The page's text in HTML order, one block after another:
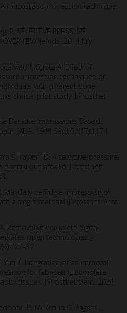
impression technique.
SELECTIVE PRESSURE
jemds. 2014 July
H, Gupta A. Effect of
impression techniques on
with different bone
clinical pilot study. J Prosthet
Impressions Based
JADA. 1944 Sept;31(17):1174–
S, Taylor TD. A selective-pressure
edentulous maxilla. J Prosthet
definitive impression of
a single material. J Prosthet Dent.
Removable complete digital
open technologies. J
K. Integration of an intraoral
for fabricating complete
tissues. J Prosthet Dent. 2024
P, McKenna G, Angst L,